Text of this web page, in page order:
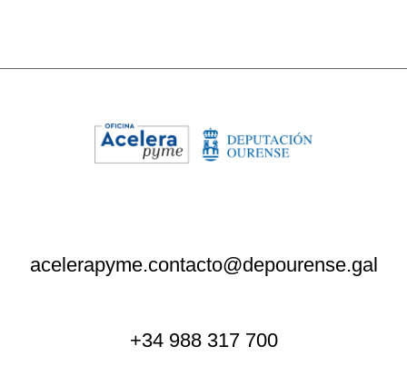
acelerapyme.contacto@depourense.gal
+34 988 317 700